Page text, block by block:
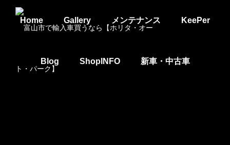
Home Gallery メンテナンス KeePer
Blog ShopINFO 新車・中古車